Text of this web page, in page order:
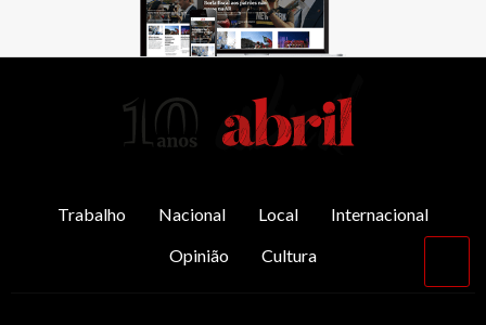
Trabalho Nacional Local
Internacional
Opinião
Cultura